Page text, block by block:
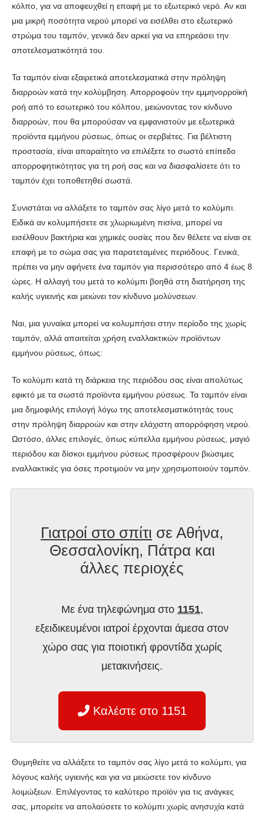
κόλπο, για να αποφευχθεί η επαφή με το εξωτερικό νερό. Αν και
μια μικρή ποσότητα νερού μπορεί να εισέλθει στο εξωτερικό
στρώμα του ταμπόν, γενικά δεν αρκεί για να επηρεάσει την
αποτελεσματικότητά του.
Τα ταμπόν είναι εξαιρετικά αποτελεσματικά στην πρόληψη
διαρροών κατά την κολύμβηση. Απορροφούν την εμμηνορροϊκή
ροή από το εσωτερικό του κόλπου, μειώνοντας τον κίνδυνο
διαρροών, που θα μπορούσαν να εμφανιστούν με εξωτερικά
προϊόντα εμμήνου ρύσεως, όπως οι σερβιέτες. Για βέλτιστη
προστασία, είναι απαραίτητο να επιλέξετε το σωστό επίπεδο
απορροφητικότητας για τη ροή σας και να διασφαλίσετε ότι το
ταμπόν έχει τοποθετηθεί σωστά.
Συνιστάται να αλλάξετε το ταμπόν σας λίγο μετά το κολύμπι.
Ειδικά αν κολυμπήσετε σε χλωριωμένη πισίνα, μπορεί να
εισέλθουν βακτήρια και χημικές ουσίες που δεν θέλετε να είναι σε
επαφή με το σώμα σας για παρατεταμένες περιόδους. Γενικά,
πρέπει να μην αφήνετε ένα ταμπόν για περισσότερο από 4 έως 8
ώρες. Η αλλαγή του μετά το κολύμπι βοηθά στη διατήρηση της
καλής υγιεινής και μειώνει τον κίνδυνο μολύνσεων.
Ναι, μια γυναίκα μπορεί να κολυμπήσει στην περίοδο της χωρίς
ταμπόν, αλλά απαιτείται χρήση εναλλακτικών προϊόντων
εμμήνου ρύσεως, όπως:
Το κολύμπι κατά τη διάρκεια της περιόδου σας είναι απολύτως
εφικτό με τα σωστά προϊόντα εμμήνου ρύσεως. Τα ταμπόν είναι
μια δημοφιλής επιλογή λόγω της αποτελεσματικότητάς τους
στην πρόληψη διαρροών και στην ελάχιστη απορρόφηση νερού.
Ωστόσο, άλλες επιλογές, όπως κύπελλα εμμήνου ρύσεως, μαγιό
περιόδου και δίσκοι εμμήνου ρύσεως προσφέρουν βιώσιμες
εναλλακτικές για όσες προτιμούν να μην χρησιμοποιούν ταμπόν.
Γιατροί στο σπίτι σε Αθήνα,
Θεσσαλονίκη, Πάτρα και
άλλες περιοχές
Με ένα τηλεφώνημα στο 1151,
εξειδικευμένοι ιατροί έρχονται άμεσα στον
χώρο σας για ποιοτική φροντίδα χωρίς
μετακινήσεις.
Καλέστε στο 1151
Θυμηθείτε να αλλάξετε το ταμπόν σας λίγο μετά το κολύμπι, για
λόγους καλής υγιεινής και για να μειώσετε τον κίνδυνο
λοιμώξεων. Επιλέγοντας το καλύτερο προϊόν για τις ανάγκες
σας, μπορείτε να απολαύσετε το κολύμπι χωρίς ανησυχία κατά